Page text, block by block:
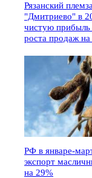
Рязанский
"Дмитриево" в
чистую прибыль
роста продаж
РФ в январе-
экспорт
на 29%